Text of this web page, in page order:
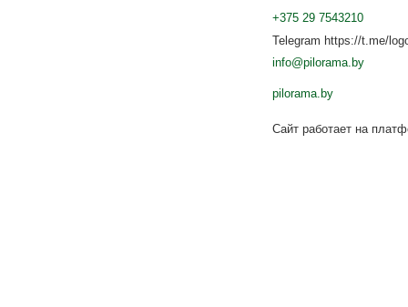
+375 29 7543210
Telegram https://t.me/
info@pilorama.by
pilorama.by
Сайт работает на